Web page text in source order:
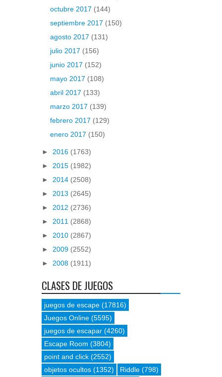
octubre 2017 (144)
septiembre 2017 (150)
agosto 2017 (131)
julio 2017 (156)
junio 2017 (152)
mayo 2017 (108)
abril 2017 (133)
marzo 2017 (139)
febrero 2017 (129)
enero 2017 (150)
► 2016 (1763)
► 2015 (1982)
► 2014 (2508)
► 2013 (2645)
► 2012 (2736)
► 2011 (2868)
► 2010 (2867)
► 2009 (2552)
► 2008 (1911)
CLASES DE JUEGOS
juegos de escape (17816)
Juegos Online (5595)
juegos de escapar (4260)
Escape Room (3804)
point and click (2552)
objetos ocultos (1352) Riddle (798)